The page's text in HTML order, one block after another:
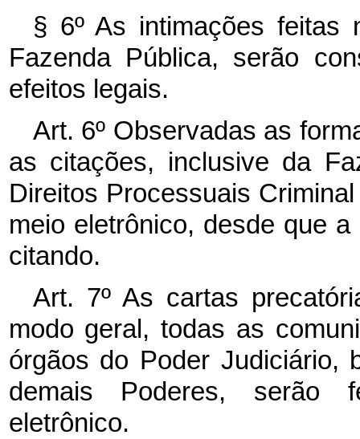
§ 6º As intimações feitas
Fazenda Pública, serão
efeitos legais.
Art. 6º Observadas as
as citações, inclusive da
Direitos Processuais
meio eletrônico, desde que
citando.
Art. 7º As cartas
modo geral, todas as
órgãos do Poder Judiciário,
demais Poderes, serão
eletrônico.